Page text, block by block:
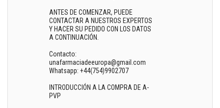
ANTES DE COMENZAR, PUEDE
CONTACTAR A NUESTROS EXPERTOS
Y HACER SU PEDIDO CON LOS DATOS
A CONTINUACIÓN.
Contacto:
unafarmaciadeeuropa@gmail.com
Whatsapp: +44(754)9902707
INTRODUCCIÓN A LA COMPRA DE A-
PVP